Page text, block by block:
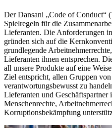
Der Dansani „Code of Conduct“
Spielregeln für die
Lieferanten. Die Anforderungen
gründen sich auf die
grundlegende
Lieferanten ihnen entsprechen.
all unsere Produkte auf eine
Ziel entspricht, allen Gruppen von
verantwortungsbewusst zu
Lieferanten und Geschäftspartner
Menschenrechte,
Korruptionsbekämpfung